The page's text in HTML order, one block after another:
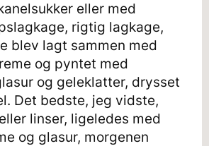
eller med
rigtig lagkage,
blev lagt sammen med
og pyntet med
og geleklatter, drysset
Det bedste, jeg vidste,
linser, ligeledes med
og glasur, morgenen